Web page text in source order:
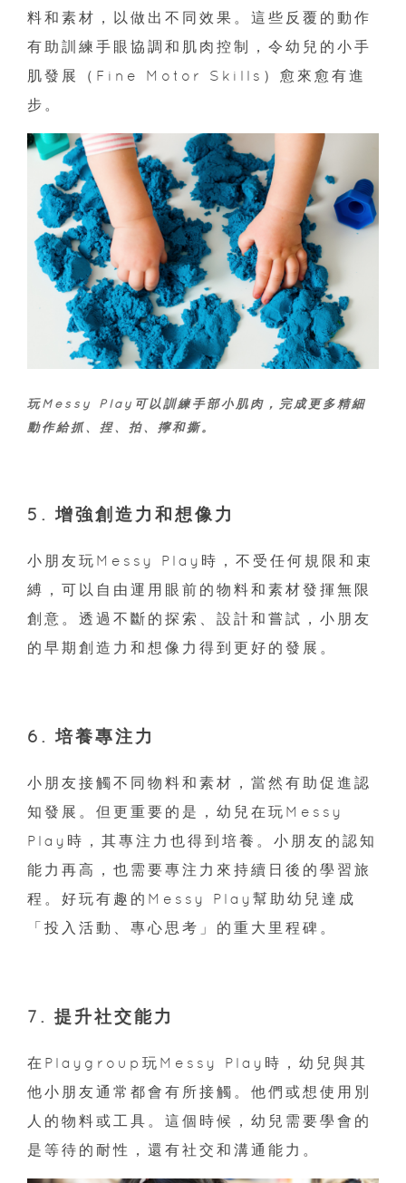
料和素材，以做出不同效果。這些反覆的動作
有助訓練手眼協調和肌肉控制，令幼兒的小手
肌發展（Fine Motor Skills）愈來愈有進
步。
玩Messy Play可以訓練手部小肌肉，完成更多精細
動作給抓、捏、拍、擰和撕。
5. 增強創造力和想像力
小朋友玩Messy Play時，不受任何規限和束
縛，可以自由運用眼前的物料和素材發揮無限
創意。透過不斷的探索、設計和嘗試，小朋友
的早期創造力和想像力得到更好的發展。
6. 培養專注力
小朋友接觸不同物料和素材，當然有助促進認
知發展。但更重要的是，幼兒在玩Messy
Play時，其專注力也得到培養。小朋友的認知
能力再高，也需要專注力來持續日後的學習旅
程。好玩有趣的Messy Play幫助幼兒達成
「投入活動、專心思考」的重大里程碑。
7. 提升社交能力
在Playgroup玩Messy Play時，幼兒與其
他小朋友通常都會有所接觸。他們或想使用別
人的物料或工具。這個時候，幼兒需要學會的
是等待的耐性，還有社交和溝通能力。